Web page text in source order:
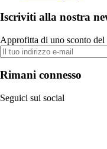
Iscriviti alla nostra
Approfitta di uno sconto
Rimani connesso
Seguici sui social